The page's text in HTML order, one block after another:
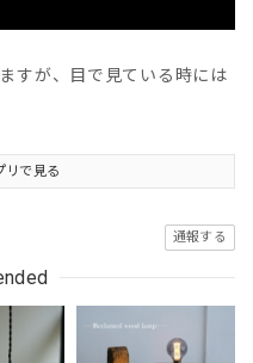
すが、目で見ている時には
リで見る
通報する